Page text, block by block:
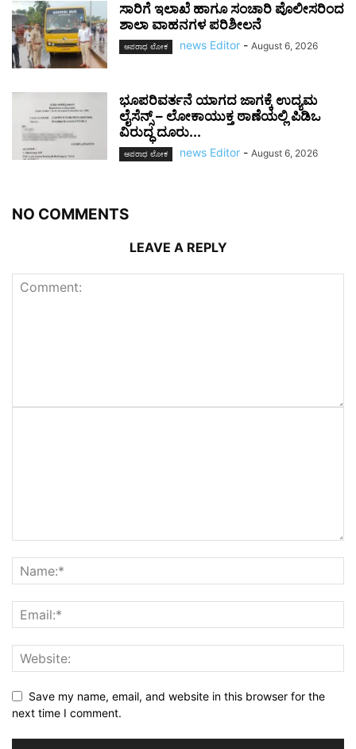
ಸಾರಿಗೆ ಇಲಾಖೆ ಹಾಗೂ ಸಂಚಾರಿ ಪೊಲೀಸರಿಂದ
ಶಾಲಾ ವಾಹನಗಳ ಪರಿಶೀಲನೆ
ಅಪರಾಧ ಲೋಕ news Editor - August 6, 2026
ಭೂಪರಿವರ್ತನೆ ಯಾಗದ ಜಾಗಕ್ಕೆ ಉದ್ಯಮ
ಲೈಸೆನ್ಸ್ – ಲೋಕಾಯುಕ್ತ ಠಾಣೆಯಲ್ಲಿ ಪಿಡಿಒ
ವಿರುದ್ಧ ದೂರು...
ಅಪರಾಧ ಲೋಕ news Editor - August 6, 2026
NO COMMENTS
LEAVE A REPLY
Save my name, email, and website in this browser for the
next time I comment.